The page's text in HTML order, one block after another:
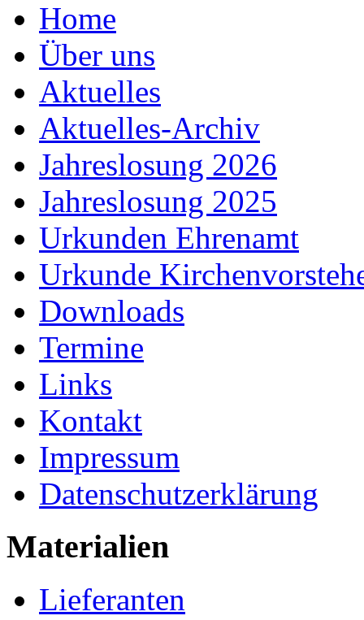
Home
Über uns
Aktuelles
Aktuelles-Archiv
Jahreslosung 2026
Jahreslosung 2025
Urkunden Ehrenamt
Urkunde
Downloads
Termine
Links
Kontakt
Impressum
Datenschutzerklärung
Materialien
Lieferanten